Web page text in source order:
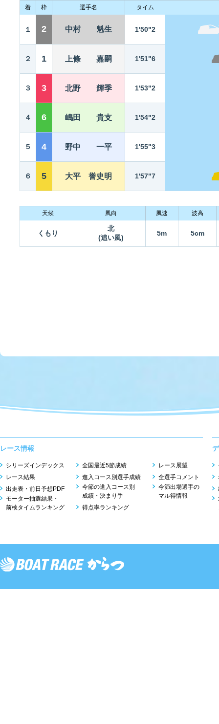
着 枠 選手名 タイム
１ 2 中村 魁生 1'50"2
２ 1 上條 嘉嗣 1'51"6
３ 3 北野 輝季 1'53"2
４ 6 嶋田 貴支 1'54"2
５ 4 野中 一平 1'55"3
６ 5 大平 誉史明 1'57"7
天候 風向 風速 波高
くもり
北
(追い風)
5m 5cm
レース情報
シリーズインデックス
レース結果
出走表・前日予想PDF
モーター抽選結果・
前検タイムランキング
全国最近5節成績
進入コース別選手成績
今節の進入コース別
成績・決まり手
得点率ランキング
レース展望
全選手コメント
今節出場選手の
マル得情報